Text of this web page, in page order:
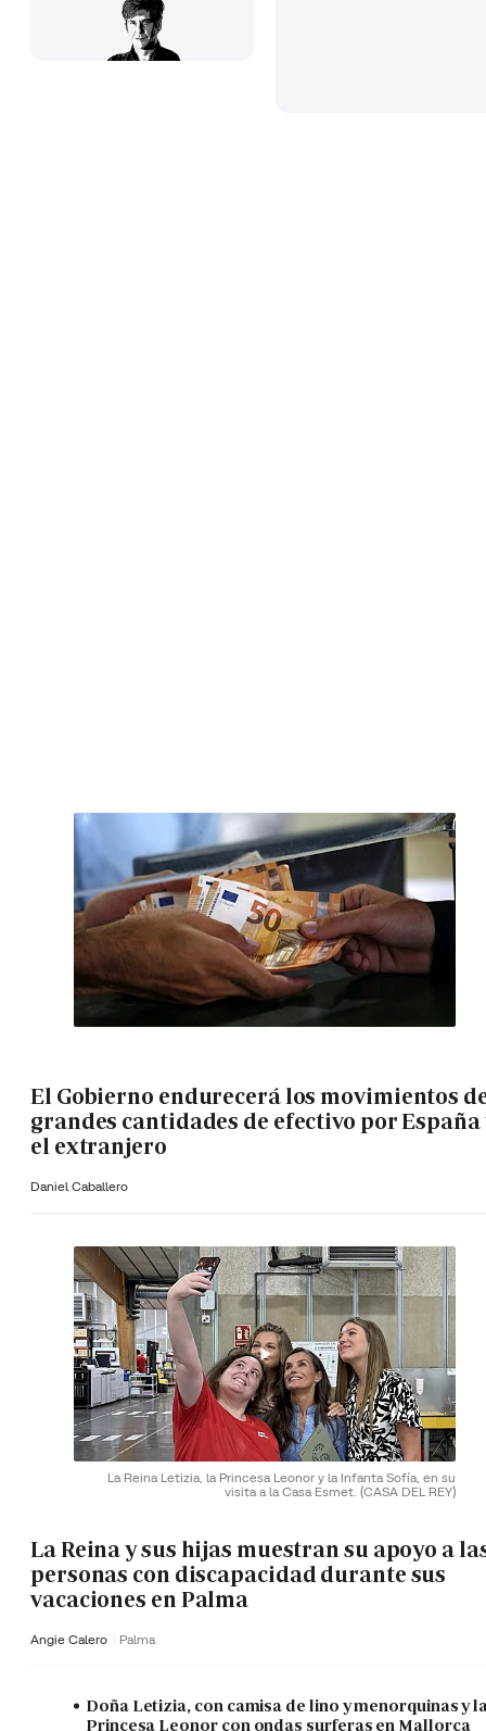
El Gobierno endurecerá los movimientos
grandes cantidades de efectivo por España
el extranjero
Daniel Caballero
La Reina Letizia, la Princesa Leonor y la Infanta Sofía, en su
visita a la Casa Esmet. (CASA DEL REY)
La Reina y sus hijas muestran su apoyo a
personas con discapacidad durante sus
vacaciones en Palma
Angie Calero Palma
Doña Letizia, con camisa de lino y menorquinas y
Princesa Leonor con ondas surferas en Mallorca